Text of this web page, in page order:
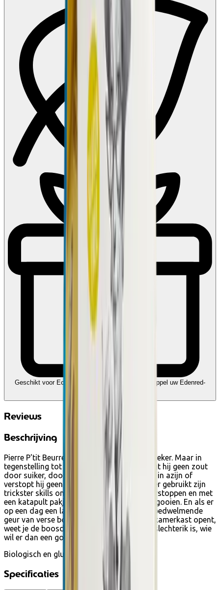
Geschikt voor Ecocheques en Cadeaucheques
Koppel uw Edenred-
Reviews
Beschrijving
Pierre P'tit Beurre is een kleine boef, dat is zeker. Maar in
tegenstelling tot andere bedriegers vervangt hij geen zout
door suiker, doopt hij je tandenborstel niet in azijn of
verstopt hij geen haring in je schoenen. Peter gebruikt zijn
trickster skills om koekjes in je jaszak te verstoppen en met
een katapult pakjes koekjes door ramen te gooien. En als er
op een dag een lawine van koekjes met de bedwelmende
geur van verse boter op je valt als je je badkamerkast opent,
weet je de boosdoener. Maar als Peter een slechterik is, wie
wil er dan een goed mens zijn?
Biologisch en glutenvrij
Specificaties